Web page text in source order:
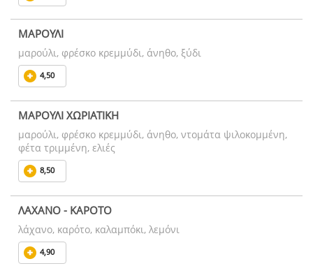
ΜΑΡΟΥΛΙ
μαρούλι, φρέσκο κρεμμύδι, άνηθο, ξύδι
4,50
ΜΑΡΟΥΛΙ ΧΩΡΙΑΤΙΚΗ
μαρούλι, φρέσκο κρεμμύδι, άνηθο, ντομάτα ψιλοκομμένη,
φέτα τριμμένη, ελιές
8,50
ΛΑΧΑΝΟ - ΚΑΡΟΤΟ
λάχανο, καρότο, καλαμπόκι, λεμόνι
4,90